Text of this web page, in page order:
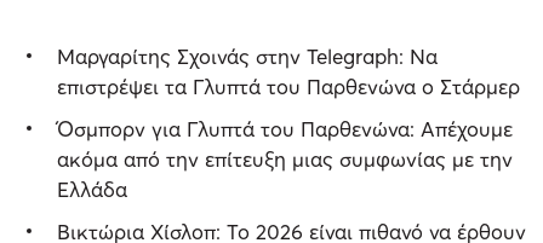
Μαργαρίτης Σχοινάς στην Telegraph: Να
επιστρέψει τα Γλυπτά του Παρθενώνα ο Στάρμερ
Όσμπορν για Γλυπτά του Παρθενώνα: Απέχουμε
ακόμα από την επίτευξη μιας συμφωνίας με την
Ελλάδα
Βικτώρια Χίσλοπ: Το 2026 είναι πιθανό να έρθουν